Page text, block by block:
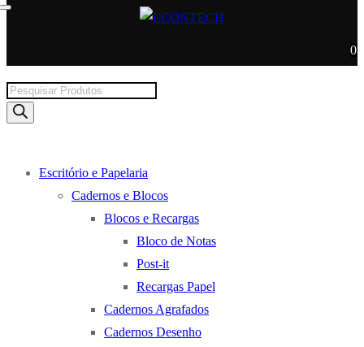
0
Products
search
Escritório e Papelaria
Cadernos e Blocos
Blocos e Recargas
Bloco de Notas
Post-it
Recargas Papel
Cadernos Agrafados
Cadernos Desenho